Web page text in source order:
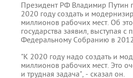
Президент РФ Владимир Путин
2020 году создать и
миллионов рабочих мест. Об
государства заявил, выступая с
Федеральному Собранию в
"К 2020 году надо создать и
миллионов рабочих мест. Это
и трудная задача", - сказал он.